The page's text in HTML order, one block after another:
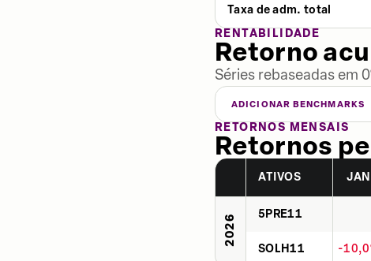
Taxa de adm. total
RENTABILIDADE
Retorno
Séries rebaseadas em
ADICIONAR BENCHMARKS
RETORNOS MENSAIS
Retornos
ATIVOS JAN
2026 5PRE11
SOLH11 -